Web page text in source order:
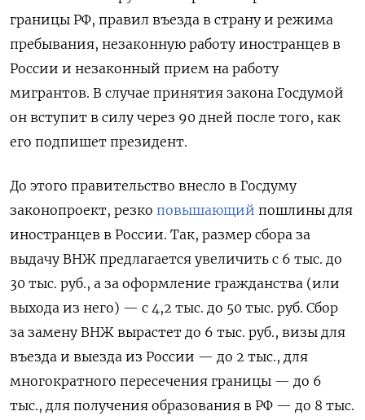
границы РФ, правил въезда в страну и режима
пребывания, незаконную работу иностранцев в
России и незаконный прием на работу
мигрантов. В случае принятия закона Госдумой
он вступит в силу через 90 дней после того, как
его подпишет президент.
До этого правительство внесло в Госдуму
законопроект, резко повышающий пошлины для
иностранцев в России. Так, размер сбора за
выдачу ВНЖ предлагается увеличить с 6 тыс. до
30 тыс. руб., а за оформление гражданства (или
выхода из него) — с 4,2 тыс. до 50 тыс. руб. Сбор
за замену ВНЖ вырастет до 6 тыс. руб., визы для
въезда и выезда из России — до 2 тыс., для
многократного пересечения границы — до 6
тыс., для получения образования в РФ — до 8 тыс.